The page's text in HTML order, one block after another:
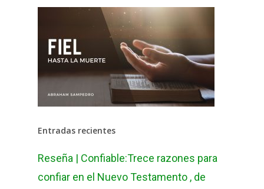
Entradas recientes
Reseña | Confiable:Trece razones para
confiar en el Nuevo Testamento , de